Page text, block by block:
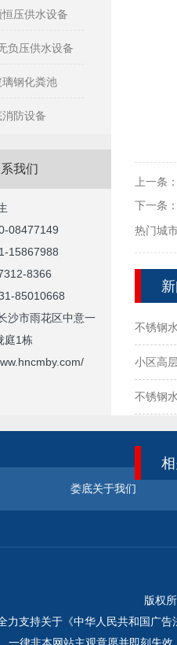
压供水设备
负压供水设备
钢化粪池
防设备
我们
08477149
15867988
8366
85010668
沙市雨花区中意一
庭1栋
上一条：
下一条：
热门城市
不锈钢
么选？
小区高
不锈钢
娄底关于我们
版权所
力支持关于《中华人民共和国广告